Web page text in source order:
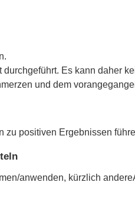
Es kann daher
und dem
zu positiven Ergebnissen
anwenden, kürzlich